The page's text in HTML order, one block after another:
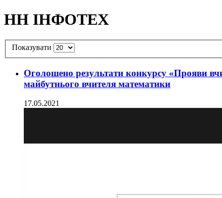
НН ІНФОТЕХ
Показувати
Оголошено результати конкурсу «Прояви
майбутнього вчителя математики
17.05.2021